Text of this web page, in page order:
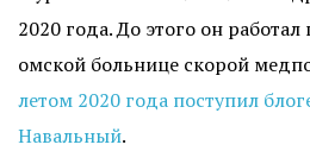
2020 года. До этого он
омской больнице скорой
летом 2020 года поступил
Навальный.